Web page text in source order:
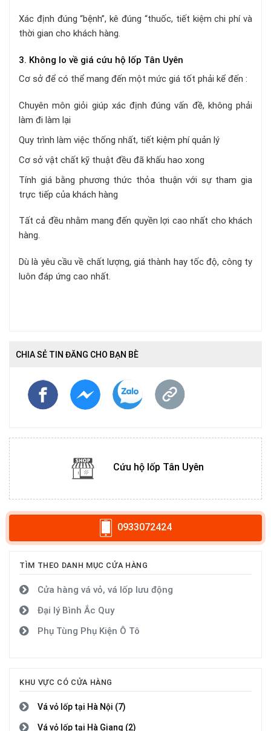
Xác định đúng “bệnh”, kê đúng “thuốc, tiết kiệm chi phí và
thời gian cho khách hàng.
3. Không lo về giá cứu hộ lốp Tân Uyên
Cơ sở để có thể mang đến một mức giá tốt phải kể đến :
Chuyên môn giỏi giúp xác định đúng vấn đề, không phải
làm đi làm lại
Quy trình làm việc thống nhất, tiết kiệm phí quản lý
Cơ sở vật chất kỹ thuật đều đã khấu hao xong
Tính giá bằng phương thức thỏa thuận với sự tham gia
trực tiếp của khách hàng
Tất cả đều nhằm mang đến quyền lợi cao nhất cho khách
hàng.
Dù là yêu cầu về chất lượng, giá thành hay tốc độ, công ty
luôn đáp ứng cao nhất.
CHIA SẺ TIN ĐĂNG CHO BẠN BÈ
Cứu hộ lốp Tân Uyên
0933072424
TÌM THEO DANH MỤC CỬA HÀNG
Cửa hàng vá vỏ, vá lốp lưu động
Đại lý Bình Ắc Quy
Phụ Tùng Phụ Kiện Ô Tô
KHU VỰC CÓ CỬA HÀNG
Vá vỏ lốp tại Hà Nội (7)
Vá vỏ lốp tại Hà Giang (2)